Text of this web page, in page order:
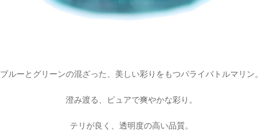
ブルーとグリーンの混ざった、美しい彩りをもつパライバトルマリン。
澄み渡る、ピュアで爽やかな彩り。
テリが良く、透明度の高い品質。